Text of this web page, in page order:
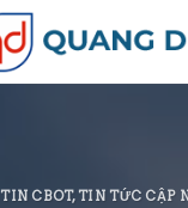
TIN CBOT, TIN TỨC CẬP